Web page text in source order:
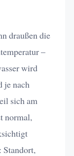
draußen die
–
wird
je nach
sich am
normal,
Standort,